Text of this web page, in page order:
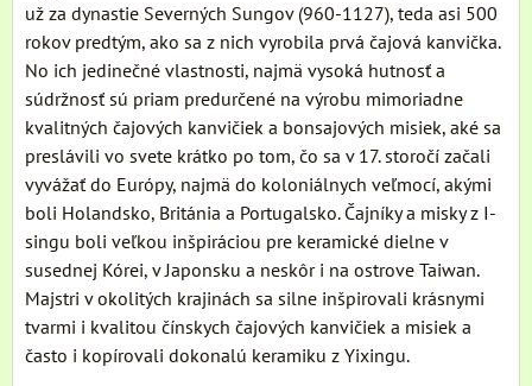
už za dynastie Severných Sungov (960-1127), teda asi 500
rokov predtým, ako sa z nich vyrobila prvá čajová kanvička.
No ich jedinečné vlastnosti, najmä vysoká hutnosť a
súdržnosť sú priam predurčené na výrobu mimoriadne
kvalitných čajových kanvičiek a bonsajových misiek, aké sa
preslávili vo svete krátko po tom, čo sa v 17. storočí začali
vyvážať do Európy, najmä do koloniálnych veľmocí, akými
boli Holandsko, Británia a Portugalsko. Čajníky a misky z I-
singu boli veľkou inšpiráciou pre keramické dielne v
susednej Kórei, v Japonsku a neskôr i na ostrove Taiwan.
Majstri v okolitých krajinách sa silne inšpirovali krásnymi
tvarmi i kvalitou čínskych čajových kanvičiek a misiek a
často i kopírovali dokonalú keramiku z Yixingu.